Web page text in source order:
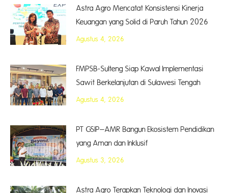
Astra Agro Mencatat Konsistensi Kinerja
Keuangan yang Solid di Paruh Tahun 2026
Agustus 4, 2026
FMPSB-Sulteng Siap Kawal Implementasi
Sawit Berkelanjutan di Sulawesi Tengah
Agustus 4, 2026
PT GSIP–AMR Bangun Ekosistem Pendidikan
yang Aman dan Inklusif
Agustus 3, 2026
Astra Agro Terapkan Teknologi dan Inovasi